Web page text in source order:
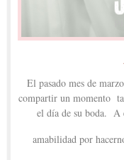
El pasado mes de
compartir un momento
el día de su boda. A
amabilidad por